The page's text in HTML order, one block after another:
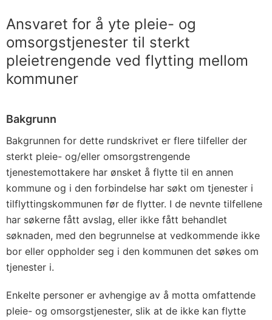
Ansvaret for å yte pleie- og
omsorgstjenester til sterkt
pleietrengende ved flytting mellom
kommuner
Bakgrunn
Bakgrunnen for dette rundskrivet er flere tilfeller der
sterkt pleie- og/eller omsorgstrengende
tjenestemottakere har ønsket å flytte til en annen
kommune og i den forbindelse har søkt om tjenester i
tilflyttingskommunen før de flytter. I de nevnte tilfellene
har søkerne fått avslag, eller ikke fått behandlet
søknaden, med den begrunnelse at vedkommende ikke
bor eller oppholder seg i den kommunen det søkes om
tjenester i.
Enkelte personer er avhengige av å motta omfattende
pleie- og omsorgstjenester, slik at de ikke kan flytte